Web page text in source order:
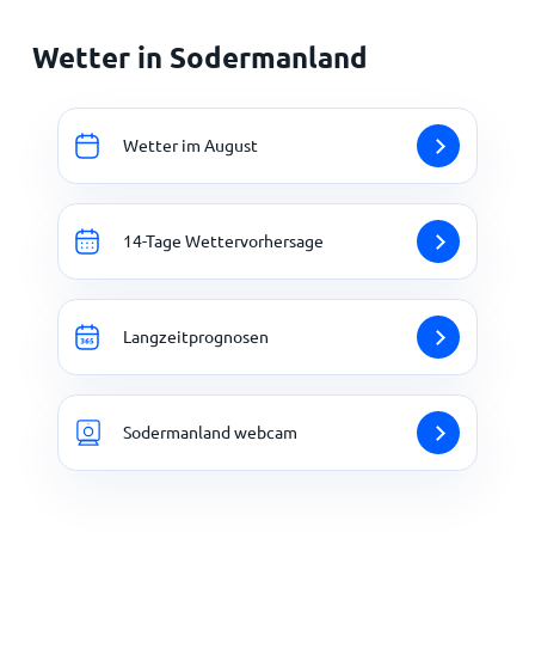
Wetter in Sodermanland
Wetter im August
14-Tage Wettervorhersage
Langzeitprognosen
Sodermanland webcam